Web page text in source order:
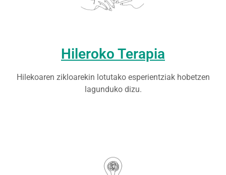
Hileroko Terapia
Hilekoaren zikloarekin lotutako esperientziak hobetzen
lagunduko dizu.